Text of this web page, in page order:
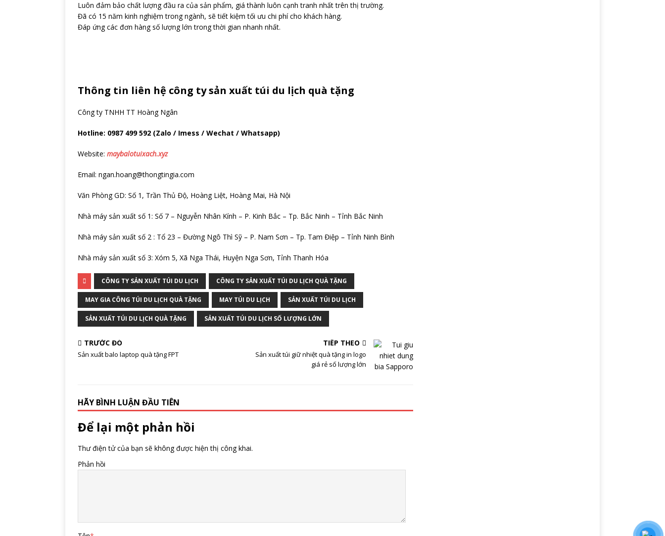
Luôn đảm bảo chất lượng đầu ra của sản phẩm, giá thành luôn cạnh tranh nhất trên thị trường.
Đã có 15 năm kinh nghiệm trong ngành, sẽ tiết kiệm tối ưu chi phí cho khách hàng.
Đáp ứng các đơn hàng số lượng lớn trong thời gian nhanh nhất.
Thông tin liên hệ công ty sản xuất túi du lịch quà tặng
Công ty TNHH TT Hoàng Ngân
Hotline: 0987 499 592 (Zalo / Imess / Wechat / Whatsapp)
Website: maybalotuixach.xyz
Email: ngan.hoang@thongtingia.com
Văn Phòng GD: Số 1, Trần Thủ Độ, Hoàng Liệt, Hoàng Mai, Hà Nội
Nhà máy sản xuất số 1: Số 7 – Nguyễn Nhân Kính – P. Kinh Bắc – Tp. Bắc Ninh – Tỉnh Bắc Ninh
Nhà máy sản xuất số 2 : Tổ 23 – Đường Ngô Thì Sỹ – P. Nam Sơn – Tp. Tam Điệp – Tỉnh Ninh Bình
Nhà máy sản xuất số 3: Xóm 5, Xã Nga Thái, Huyện Nga Sơn, Tỉnh Thanh Hóa
CÔNG TY SẢN XUẤT TÚI DU LỊCH CÔNG TY SẢN XUẤT TÚI DU LỊCH QUÀ TẶNG
MAY GIA CÔNG TÚI DU LỊCH QUÀ TẶNG MAY TÚI DU LỊCH SẢN XUẤT TÚI DU LỊCH
SẢN XUẤT TÚI DU LỊCH QUÀ TẶNG SẢN XUẤT TÚI DU LỊCH SỐ LƯỢNG LỚN
TRƯỚC ĐÓ
Sản xuất balo laptop quà tặng FPT
TIẾP THEO
Sản xuất túi giữ nhiệt quà tặng in logo
giá rẻ số lượng lớn
HÃY BÌNH LUẬN ĐẦU TIÊN
Để lại một phản hồi
Thư điện tử của bạn sẽ không được hiện thị công khai.
Phản hồi